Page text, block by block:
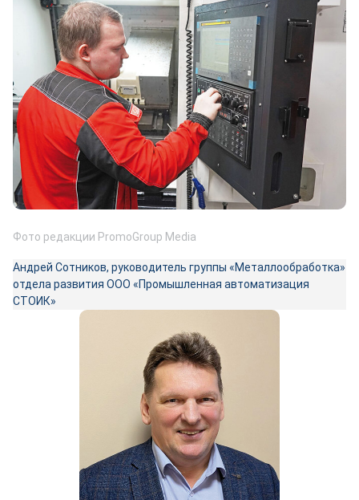
Фото редакции PromoGroup Media
Андрей Сотников, руководитель группы «Металлообработка»
отдела развития ООО «Промышленная автоматизация
СТОИК»